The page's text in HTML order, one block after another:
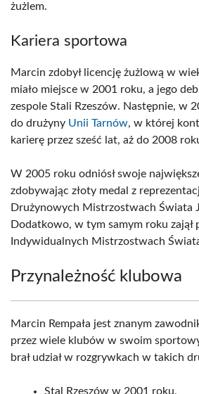
żużlem.
Kariera sportowa
Marcin zdobył licencję żużlową w
miało miejsce w 2001 roku, a jego
zespole Stali Rzeszów. Następnie, w
do drużyny Unii Tarnów, w której
karierę przez sześć lat, aż do 2008
W 2005 roku odniósł swoje
zdobywając złoty medal z
Drużynowych Mistrzostwach Świata
Dodatkowo, w tym samym roku zajął
Indywidualnych Mistrzostwach
Przynależność klubowa
Marcin Rempała jest znanym
przez wiele klubów w swoim
brał udział w rozgrywkach w takich
Stal Rzeszów w 2001 roku,